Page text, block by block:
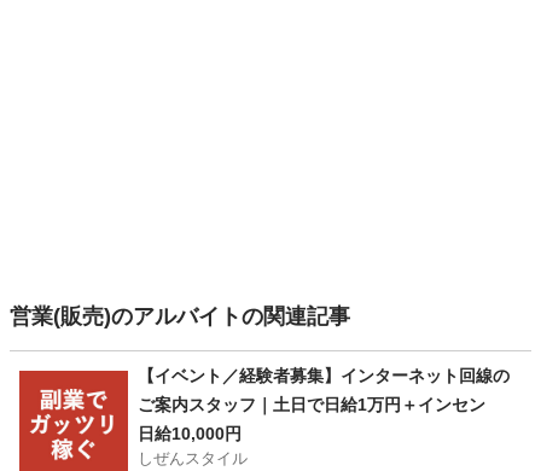
営業(販売)のアルバイトの関連記事
【イベント／経験者募集】インターネット回線の
ご案内スタッフ｜土日で日給1万円＋インセン
日給10,000円
しぜんスタイル